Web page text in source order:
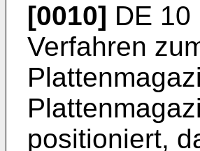
[0010] DE 10
Verfahren
positioniert,